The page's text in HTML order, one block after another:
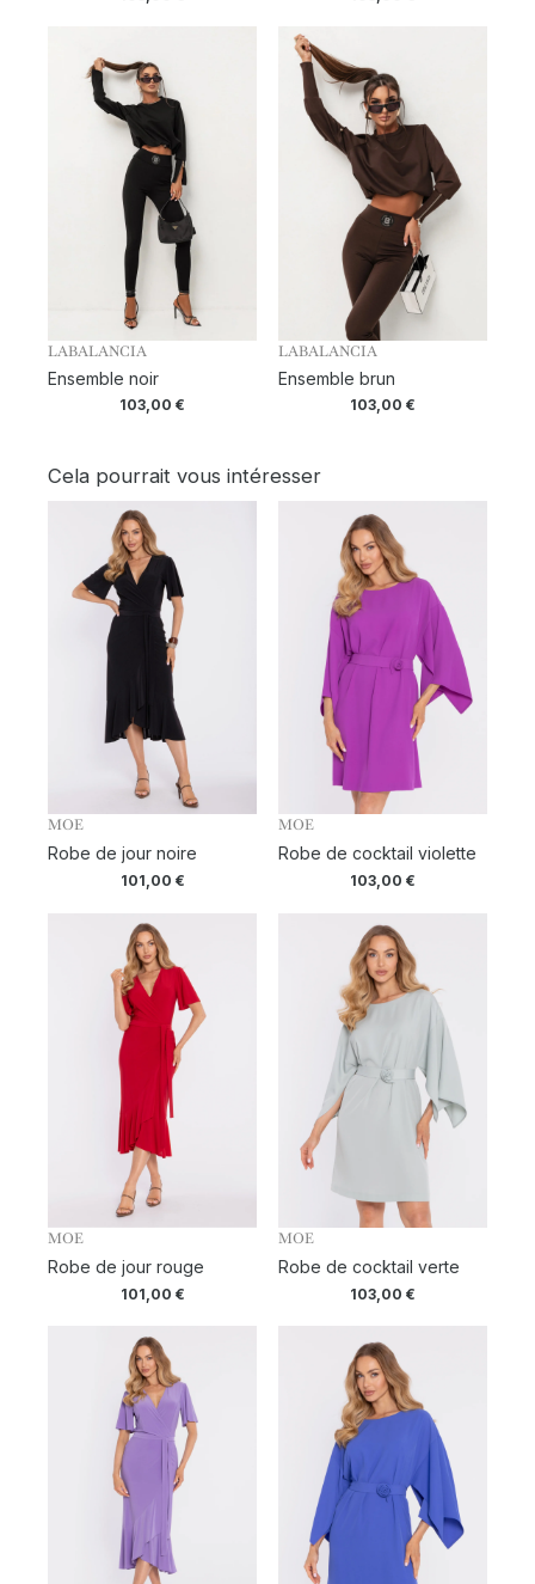
LABALANCIA
Ensemble noir
103,00€
LABALANCIA
Ensemble brun
103,00 €
Cela pourrait vous intéresser
MOE
Robe de jour noire
101,00 €
MOE
Robe de cocktail violette
103,00 €
MOE
Robe de jour rouge
101,00 €
MOE
Robe de cocktail verte
103,00 €